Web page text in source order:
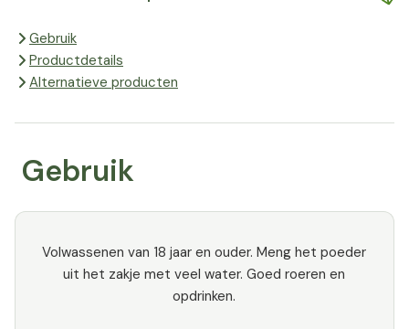
Gebruik
Productdetails
Alternatieve producten
Gebruik
Volwassenen van 18 jaar en ouder. Meng het poeder
uit het zakje met veel water. Goed roeren en
opdrinken.